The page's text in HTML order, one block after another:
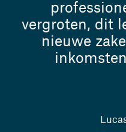
vergroten, dit
nieuwe